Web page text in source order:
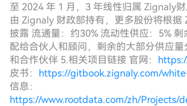
至 2024 年 1 月，3 年线性归属 Zignaly
由 Zignaly 财政部持有，更多股份将根据
披露 流通量：约30% 流动性供应：5%
配给合伙人和顾问，剩余的大部分供应
和合作伙伴 5.相关项目链接 官网：
皮书： https://gitbook.zignaly.com/
信息：
https://www.rootdata.com/zh/Projects/